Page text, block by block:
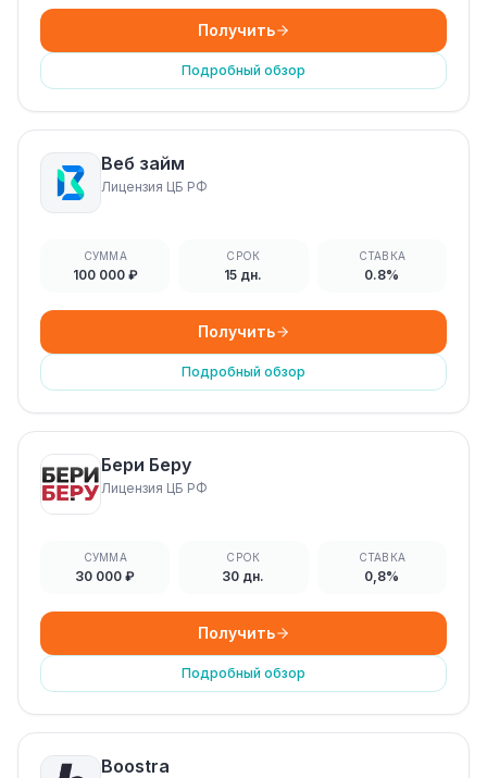
Получить
Подробный обзор
Веб займ
Лицензия ЦБ РФ
СУММА
100 000 ₽
СРОК
15 дн.
СТАВКА
0.8%
Получить
Подробный обзор
Бери Беру
Лицензия ЦБ РФ
СУММА
30 000 ₽
СРОК
30 дн.
СТАВКА
0,8%
Получить
Подробный обзор
Boostra